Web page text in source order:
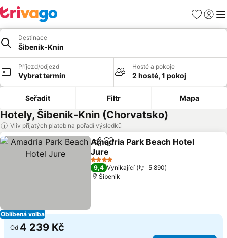
Oblíbené
Destinace
Šibenik-Knin
Příjezd/odjezd
Vybrat termín
Hosté a pokoje
2 hosté, 1 pokoj
Seřadit Filtr Mapa
Hotely, Šibenik-Knin (Chorvatsko)
Vliv přijatých plateb na pořadí výsledků
Oblíbená volba
SdíletPřidat na seznam oblíbených
Amadria Park Beach Hotel
Jure
4 Počet hvězdiček
9,4 Vynikající
5 890
Šibenik
Od 4 239 Kč